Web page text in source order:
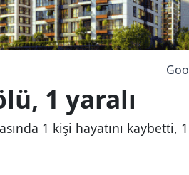
1 yaralı
1 kişi hayatını kaybetti,